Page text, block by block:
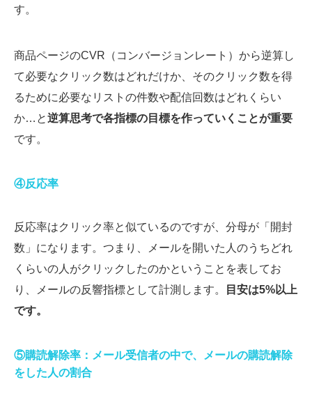
す。
商品ページのCVR（コンバージョンレート）から逆算し
て必要なクリック数はどれだけか、そのクリック数を得
るために必要なリストの件数や配信回数はどれくらい
か…と逆算思考で各指標の目標を作っていくことが重要
です。
④反応率
反応率はクリック率と似ているのですが、分母が「開封
数」になります。つまり、メールを開いた人のうちどれ
くらいの人がクリックしたのかということを表してお
り、メールの反響指標として計測します。
目安は5%以上
です。
⑤購読解除率：メール受信者の中で、メールの購読解除
をした人の割合